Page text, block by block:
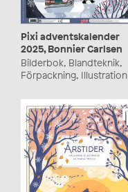
Pixi adventskalender
2025, Bonnier Carlsen
Bilderbok, Blandteknik,
Förpackning, Illustration